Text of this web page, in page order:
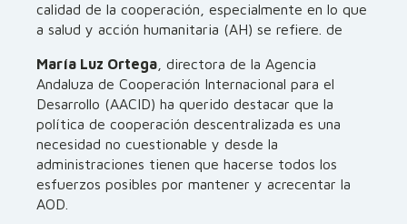
calidad de la cooperación, especialmente en lo que
a salud y acción humanitaria (AH) se refiere. de
María Luz Ortega , directora de la Agencia
Andaluza de Cooperación Internacional para el
Desarrollo (AACID) ha querido destacar que la
política de cooperación descentralizada es una
necesidad no cuestionable y desde la
administraciones tienen que hacerse todos los
esfuerzos posibles por mantener y acrecentar la
AOD.